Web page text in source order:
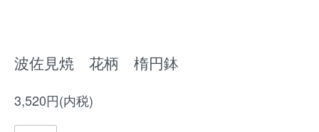
波佐見焼 花柄 楕円鉢
3,520円(内税)